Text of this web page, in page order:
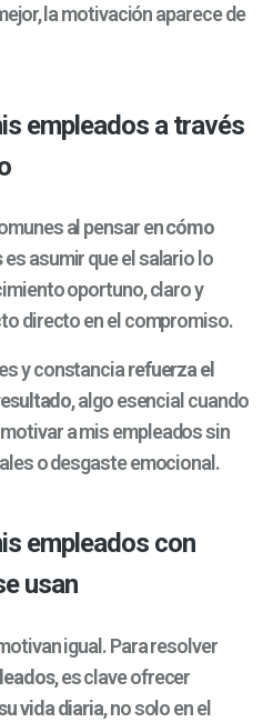
la motivación aparece de
empleados a través
al pensar encómo
es asumir que el salario lo
oportuno, claro y
directo en el compromiso.
y constanciarefuerza el
, algo esencial cuando
a mis empleados sin
o desgaste emocional.
empleados con
usan
igual. Para resolver
, es clave ofrecer
vida diaria, no solo en el